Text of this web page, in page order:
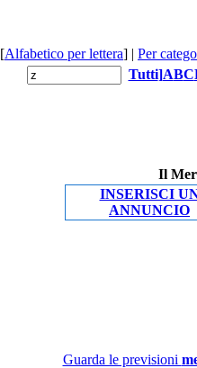
[Alfabetico per lettera] | Per
Tutti]ABC
Il
INSERISCI
ANNUNCIO
Guarda le previsioni